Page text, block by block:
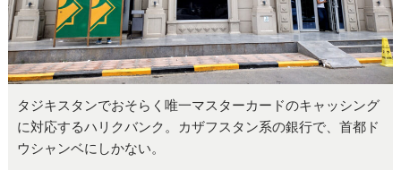
タジキスタンでおそらく唯一マスターカードのキャッシング
に対応するハリクバンク。カザフスタン系の銀行で、首都ド
ウシャンベにしかない。